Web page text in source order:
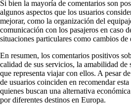
Si bien la mayoría de comentarios son
algunos aspectos que los usuarios
mejorar, como la organización del
comunicación con los pasajeros en caso
situaciones particulares como cambios de
En resumen, los comentarios positivos
calidad de sus servicios, la amabilidad
que representa viajar con ellos. A pesar
de usuarios coinciden en recomendar
quienes buscan una alternativa
por diferentes destinos en Europa.